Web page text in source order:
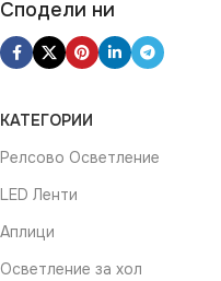
ФОРМА Квадрат
Сподели ни
КАТЕГОРИИ
Релсово Осветление
LED Ленти
Аплици
Осветление за хол